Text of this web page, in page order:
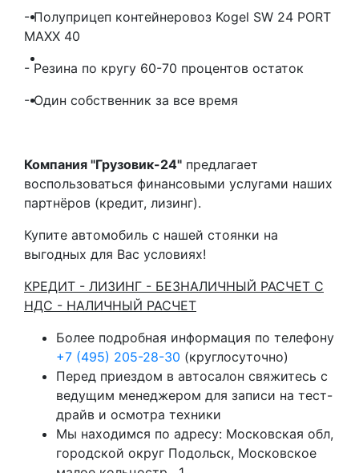
Коммерческие авто
Спецтехника
- Полуприцеп контейнеровоз Kogel SW 24 PORT
MAXX 40
- Резина по кругу 60-70 процентов остаток
- Один собственник за все время
Компания "Грузовик-24" предлагает
воспользоваться финансовыми услугами наших
партнёров (кредит, лизинг).
Купите автомобиль с нашей стоянки на
выгодных для Вас условиях!
КРЕДИТ - ЛИЗИНГ - БЕЗНАЛИЧНЫЙ РАСЧЕТ С
НДС - НАЛИЧНЫЙ РАСЧЕТ
Более подробная информация по телефону
+7 (495) 205-28-30 (круглосуточно)
Перед приездом в автосалон свяжитесь с
ведущим менеджером для записи на тест-
драйв и осмотра техники
Мы находимся по адресу: Московская обл,
городской округ Подольск, Московское